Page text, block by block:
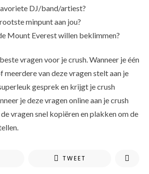
DJ/band/artiest?
minpunt aan jou?
Mount Everest willen beklimmen?
vragen voor je crush. Wanneer je één
meerdere van deze vragen stelt aan je
gesprek en krijgt je crush
je deze vragen online aan je crush
vragen snel kopiëren en plakken om de
TWEET